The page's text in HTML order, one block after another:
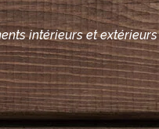
intérieurs et extérieurs